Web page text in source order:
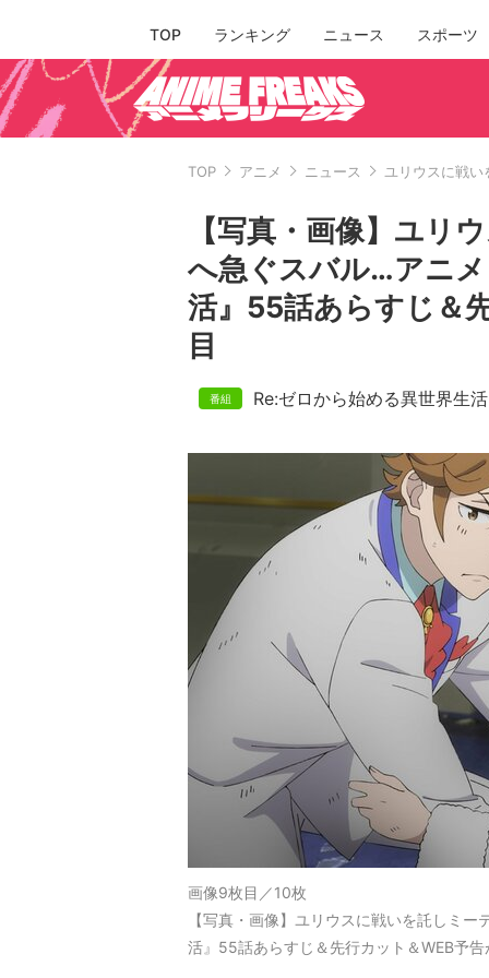
TOP ランキング ニュース スポーツ
TOP アニメ ニュース ユリウスに戦
【写真・画像】ユリ
へ急ぐスバル…アニ
活』55話あらすじ＆
目
Re:ゼロから始める異世界生活
画像9枚目／10枚
【写真・画像】ユリウスに戦いを託しミ
活』55話あらすじ＆先行カット＆WEB予